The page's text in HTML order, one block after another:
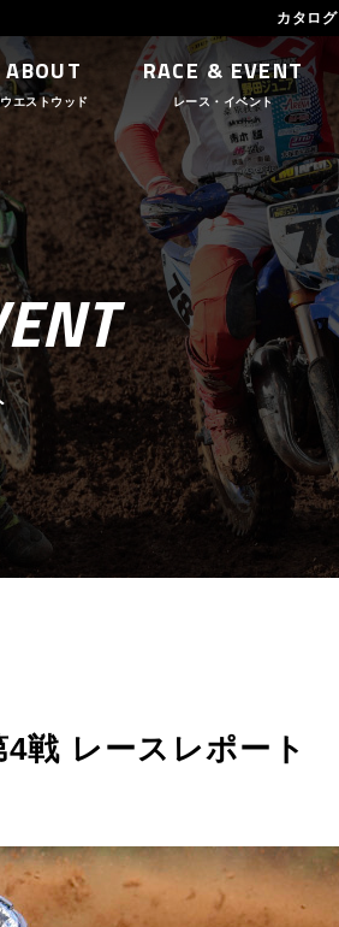
カタログ
ABOUT
ウエストウッド
RACE & EVENT
レース・イベント
戦 レースレポート